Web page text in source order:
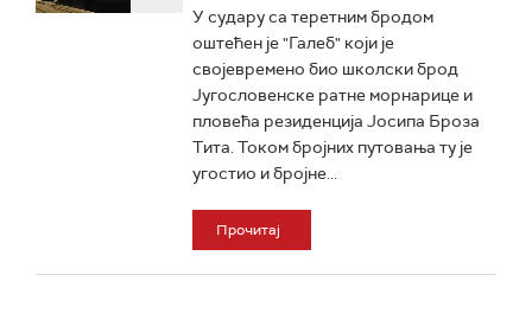
У судару са теретним бродом
оштећен је "Галеб" који је
својевремено био школски брод
Југословенске ратне морнарице и
пловећа резиденција Јосипа Броза
Тита. Током бројних путовања ту је
угостио и бројне...
Прочитај